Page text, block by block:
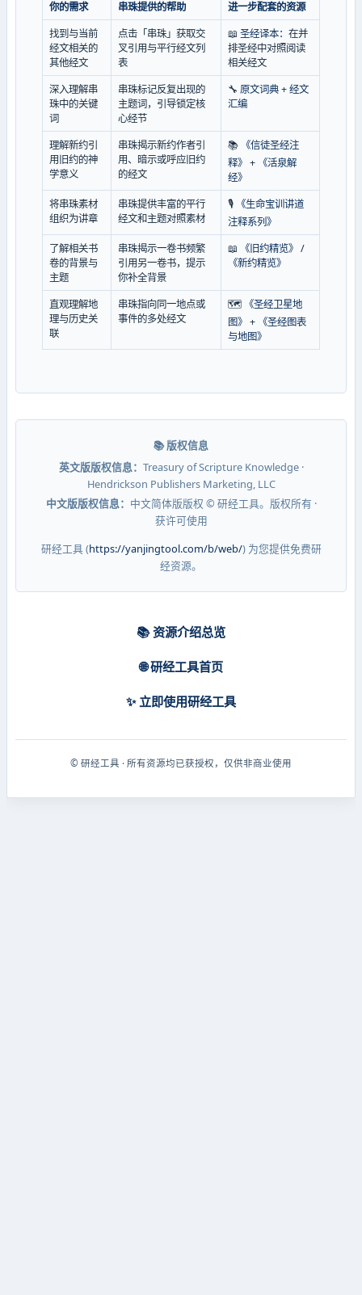
你的需求 串珠提供的帮助
进一步配套的资源
找到与当前
经文相关的
其他经文
点击「串珠」获取交
叉引用与平行经文列
表
📖 圣经译本：在并
排圣经中对照阅读
相关经文
深入理解串
珠中的关键
词
串珠标记反复出现的
主题词，引导锁定核
心经节
🔧 原文词典+经文
汇编
理解新约引
用旧约的神
学意义
串珠揭示新约作者引
用、暗示或呼应旧约
的经文
📚 《信徒圣经注
释》 + 《活泉解
经》
将串珠素材
组织为讲章
串珠提供丰富的平行
经文和主题对照素材
🎙️ 《生命宝训讲道
注释系列》
了解相关书
卷的背景与
主题
串珠揭示一卷书频繁
引用另一卷书，提示
你补全背景
📖 《旧约精览》 /
《新约精览》
直观理解地
理与历史关
联
串珠指向同一地点或
事件的多处经文
🗺️ 《圣经卫星地
图》 + 《圣经图表
与地图》
📚 版权信息
英文版版权信息： Treasury of Scripture Knowledge ·
Hendrickson Publishers Marketing, LLC
中文版版权信息： 中文简体版版权 © 研经工具。版权所有 ·
获许可使用
研经工具 (https://yanjingtool.com/b/web/) 为您提供免费研
经资源。
📚 资源介绍总览
🌐 研经工具首页
✨ 立即使用研经工具
© 研经工具 · 所有资源均已获授权，仅供非商业使用